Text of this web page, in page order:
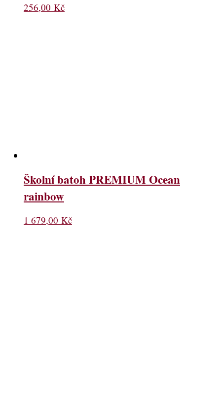
256,00 Kč
Školní batoh PREMIUM Ocean
rainbow
1 679,00 Kč